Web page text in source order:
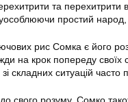
та
простий народ,
рис Сомка є його
на крок попереду
складних ситуацій часто